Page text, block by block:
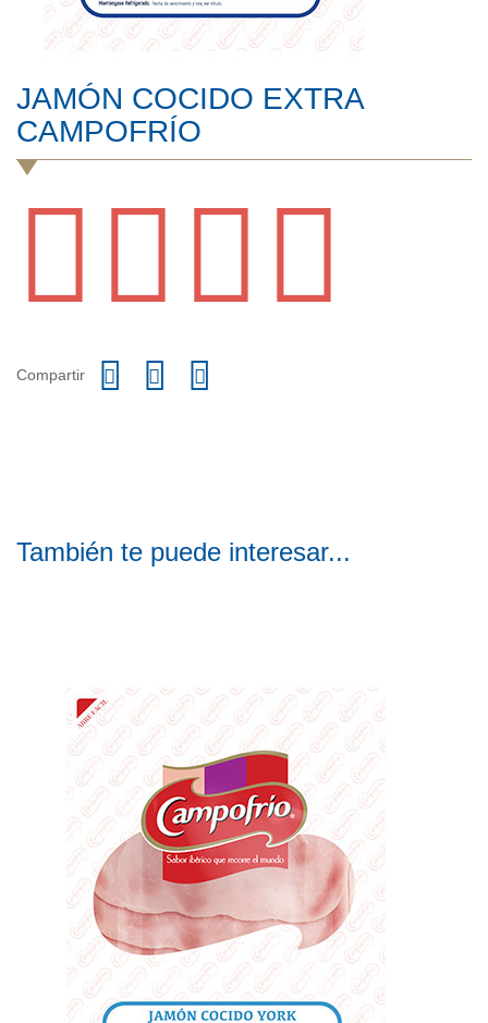
JAMÓN COCIDO EXTRA
CAMPOFRÍO
Compartir
También te puede interesar...